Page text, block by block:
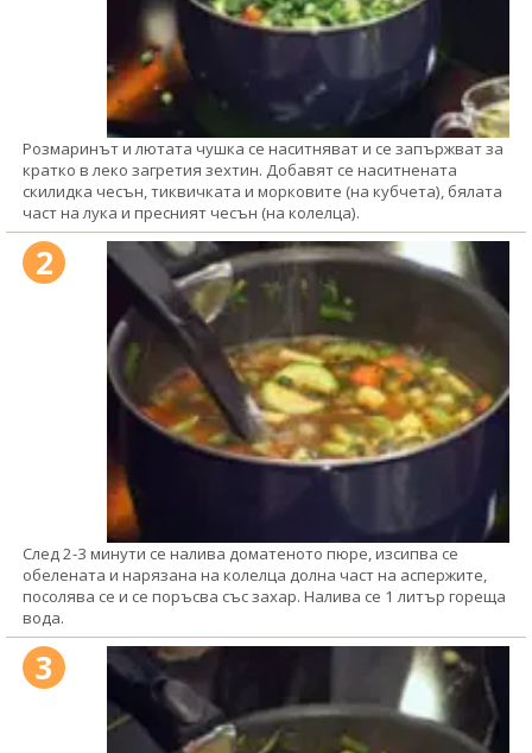
Розмаринът и лютата чушка се наситняват и се запържват за
кратко в леко загретия зехтин. Добавят се наситнената
скилидка чесън, тиквичката и морковите (на кубчета), бялата
част на лука и пресният чесън (на колелца).
2
След 2-3 минути се налива доматеното пюре, изсипва се
обелената и нарязана на колелца долна част на аспержите,
посолява се и се поръсва със захар. Налива се 1 литър гореща
вода.
3